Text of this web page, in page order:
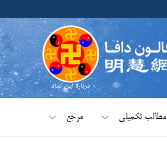
مطالب تکمیلی مرجع